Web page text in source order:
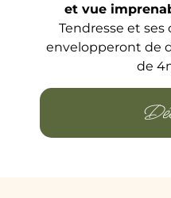
et vue
Tendresse et
envelopperont de
de